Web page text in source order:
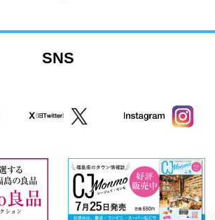
古殿町
福島県全域 泉崎村
鮫川村 米沢市
SNS